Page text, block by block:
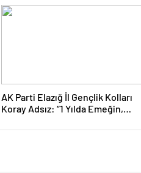
AK Parti Elazığ İl Gençlik Kolları
Koray Adsız: “1 Yılda Emeğin,
Sahada Bıraktık”